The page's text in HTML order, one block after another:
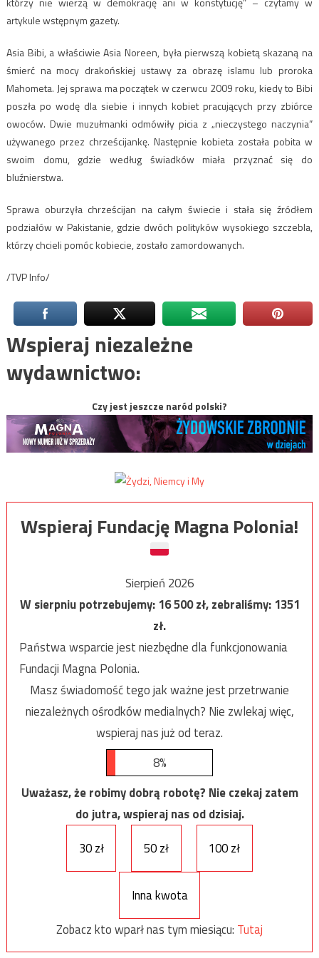
artykule wstępnym gazety.
Asia Bibi, a właściwie Asia Noreen, była pierwszą kobietą skazaną na
śmierć na mocy drakońskiej ustawy za obrazę islamu lub proroka
Mahometa. Jej sprawa ma początek w czerwcu 2009 roku, kiedy to Bibi
poszła po wodę dla siebie i innych kobiet pracujących przy zbiórce
owoców. Dwie muzułmanki odmówiły picia z „nieczystego naczynia”
używanego przez chrześcijankę. Następnie kobieta została pobita w
swoim domu, gdzie według świadków miała przyznać się do
bluźnierstwa.
Sprawa oburzyła chrześcijan na całym świecie i stała się źródłem
podziałów w Pakistanie, gdzie dwóch polityków wysokiego szczebla,
którzy chcieli pomóc kobiecie, zostało zamordowanych.
/TVP Info/
Wspieraj niezależne
wydawnictwo:
Czy jest jeszcze naród polski?
Wspieraj Fundację Magna Polonia!
Sierpień 2026
W sierpniu potrzebujemy:16 500zł, zebraliśmy:1351
zł.
Państwa wsparcie jest niezbędne dla funkcjonowania
Fundacji Magna Polonia.
Masz świadomość tego jak ważne jest przetrwanie
niezależnych ośrodków medialnych? Nie zwlekaj więc,
wspieraj nas już od teraz.
8%
Uważasz, że robimy dobrą robotę? Nie czekaj zatem
do jutra, wspieraj nas od dzisiaj.
30 zł
50 zł 100 zł
Inna kwota
Zobacz kto wparł nas tym miesiącu: Tutaj